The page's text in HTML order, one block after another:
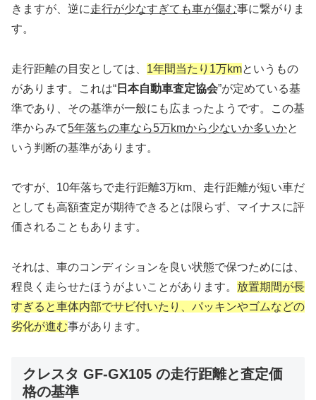
きますが、逆に走行が少なすぎても車が傷む事に繋がりま
す。
走行距離の目安としては、 1年間当たり1万kmというもの
があります。これは“ 日本自動車査定協会”が定めている基
準であり、その基準が一般にも広まったようです。この基
準からみて5年落ちの車なら5万kmから少ないか多いかと
いう判断の基準があります。
ですが、10年落ちで走行距離3万km、走行距離が短い車だ
としても高額査定が期待できるとは限らず、マイナスに評
価されることもあります。
それは、車のコンディションを良い状態で保つためには、
程良く走らせたほうがよいことがあります。 放置期間が長
すぎると車体内部でサビ付いたり、パッキンやゴムなどの
劣化が進む事があります。
クレスタ GF-GX105 の走行距離と査定価
格の基準